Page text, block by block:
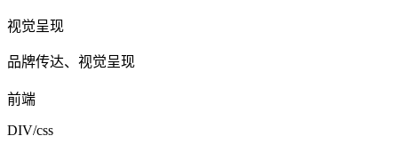
视觉呈现
品牌传达、视觉呈现
前端
DIV/css